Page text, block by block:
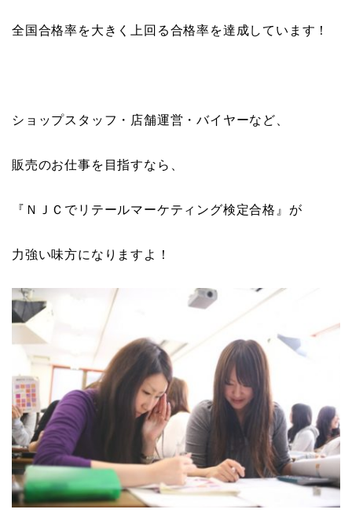
全国合格率を大きく上回る合格率を達成しています！
ショップスタッフ・店舗運営・バイヤーなど、
販売のお仕事を目指すなら、
『ＮＪＣでリテールマーケティング検定合格』が
力強い味方になりますよ！